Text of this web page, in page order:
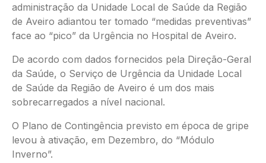
administração da Unidade Local de Saúde da Região
de Aveiro adiantou ter tomado “medidas preventivas”
face ao “pico” da Urgência no Hospital de Aveiro.
De acordo com dados fornecidos pela Direção-Geral
da Saúde, o Serviço de Urgência da Unidade Local
de Saúde da Região de Aveiro é um dos mais
sobrecarregados a nível nacional.
O Plano de Contingência previsto em época de gripe
levou à ativação, em Dezembro, do “Módulo
Inverno”.